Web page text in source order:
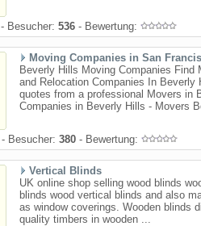
- Besucher: 536 - Bewertung:
Moving Companies in San
Beverly Hills Moving Companies Find
and Relocation Companies In Beverly
quotes from a professional Movers in
Companies in Beverly Hills - Movers
- Besucher: 380 - Bewertung:
Vertical Blinds
UK online shop selling wood blinds
blinds wood vertical blinds and also
as window coverings. Wooden blinds
quality timbers in wooden ...